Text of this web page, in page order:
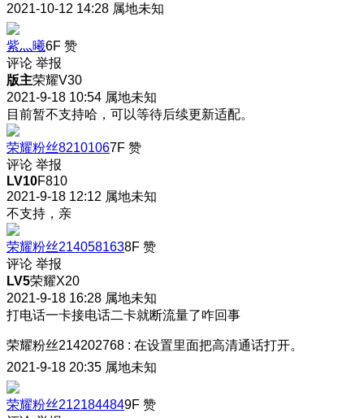
2021-10-12 14:28 属地未知
紫灬曦6F 赞
评论 举报
版主荣耀V30
2021-9-18 10:54 属地未知
目前暂不支持哈，可以等待后续更新适配。
荣耀粉丝82101067F 赞
评论 举报
LV10F810
2021-9-18 12:12 属地未知
不支持，亲
荣耀粉丝2140581638F 赞
评论 举报
LV5荣耀X20
2021-9-18 16:28 属地未知
打电话一卡接电话二卡就断流量了咋回事
荣耀粉丝214202768 : 在设置里面把高清通话打开。
2021-9-18 20:35 属地未知
荣耀粉丝2121844849F 赞